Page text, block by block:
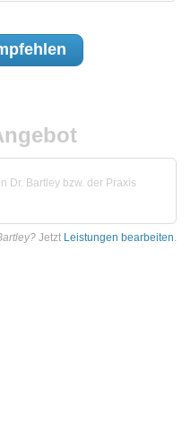
Dr. Bartley bzw. der Praxis
Jetzt Leistungen bearbeiten.